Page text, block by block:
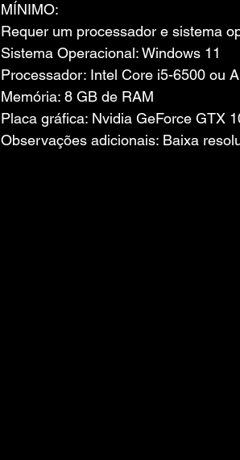
MÍNIMO:
Requer um processador e sistema
Sistema Operacional: Windows 11
Processador: Intel Core i5-6500 ou
Memória: 8 GB de RAM
Placa gráfica: Nvidia GeForce GTX
Observações adicionais: Baixa